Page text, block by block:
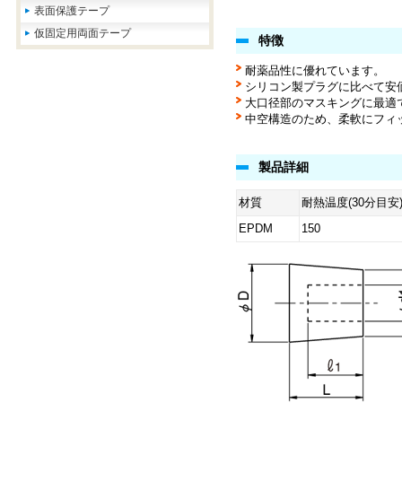
表面保護テープ
仮固定用両面テープ
特徴
耐薬品性に優れています。
シリコン製プラグに比べて安
大口径部のマスキングに最適
中空構造のため、柔軟にフィ
製品詳細
材質
耐熱温度(30分目安)
EPDM
150